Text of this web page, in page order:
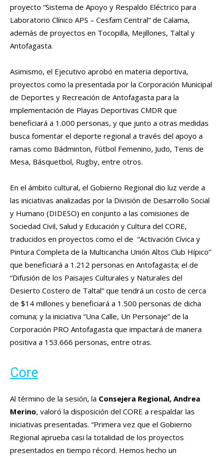
proyecto “Sistema de Apoyo y Respaldo Eléctrico para
Laboratorio Clínico APS – Cesfam Central” de Calama,
además de proyectos en Tocopilla, Mejillones, Taltal y
Antofagasta.
Asimismo, el Ejecutivo aprobó en materia deportiva,
proyectos como la presentada por la Corporación Municipal
de Deportes y Recreación de Antofagasta para la
implementación de Playas Deportivas CMDR que
beneficiará a 1.000 personas, y que junto a otras medidas
busca fomentar el deporte regional a través del apoyo a
ramas como Bádminton, Fútbol Femenino, Judo, Tenis de
Mesa, Básquetbol, Rugby, entre otros.
En el ámbito cultural, el Gobierno Regional dio luz verde a
las iniciativas analizadas por la División de Desarrollo Social
y Humano (DIDESO) en conjunto a las comisiones de
Sociedad Civil, Salud y Educación y Cultura del CORE,
traducidos en proyectos como el de “Activación Cívica y
Pintura Completa de la Multicancha Unión Altos Club Hípico”
que beneficiará a 1.212 personas en Antofagasta; el de
“Difusión de los Paisajes Culturales y Naturales del
Desierto Costero de Taltal” que tendrá un costo de cerca
de $14 millones y beneficiará a 1.500 personas de dicha
comuna; y la iniciativa “Una Calle, Un Personaje” de la
Corporación PRO Antofagasta que impactará de manera
positiva a 153.666 personas, entre otras.
Core
Al término de la sesión, la Consejera Regional, Andrea
Merino, valoró la disposición del CORE a respaldar las
iniciativas presentadas. “Primera vez que el Gobierno
Regional aprueba casi la totalidad de los proyectos
presentados en tiempo récord. Hemos hecho un